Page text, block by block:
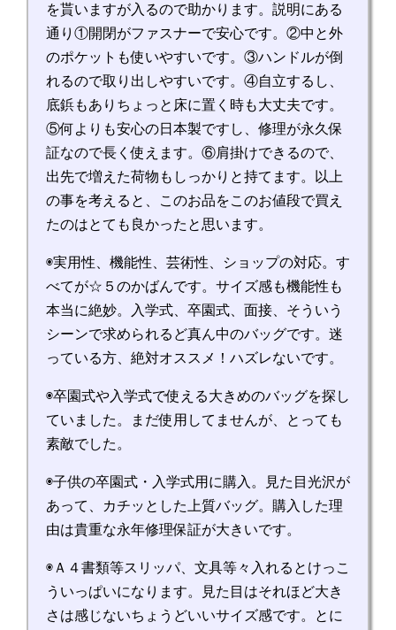
を貰いますが入るので助かります。説明にある
通り①開閉がファスナーで安心です。②中と外
のポケットも使いやすいです。③ハンドルが倒
れるので取り出しやすいです。④自立するし、
底鋲もありちょっと床に置く時も大丈夫です。
⑤何よりも安心の日本製ですし、修理が永久保
証なので長く使えます。⑥肩掛けできるので、
出先で増えた荷物もしっかりと持てます。以上
の事を考えると、このお品をこのお値段で買え
たのはとても良かったと思います。
◉実用性、機能性、芸術性、ショップの対応。す
べてが☆５のかばんです。サイズ感も機能性も
本当に絶妙。入学式、卒園式、面接、そういう
シーンで求められるど真ん中のバッグです。迷
っている方、絶対オススメ！ハズレないです。
◉卒園式や入学式で使える大きめのバッグを探し
ていました。まだ使用してませんが、とっても
素敵でした。
◉子供の卒園式・入学式用に購入。見た目光沢が
あって、カチッとした上質バッグ。購入した理
由は貴重な永年修理保証が大きいです。
◉Ａ４書類等スリッパ、文具等々入れるとけっこ
ういっぱいになります。見た目はそれほど大き
さは感じないちょうどいいサイズ感です。とに